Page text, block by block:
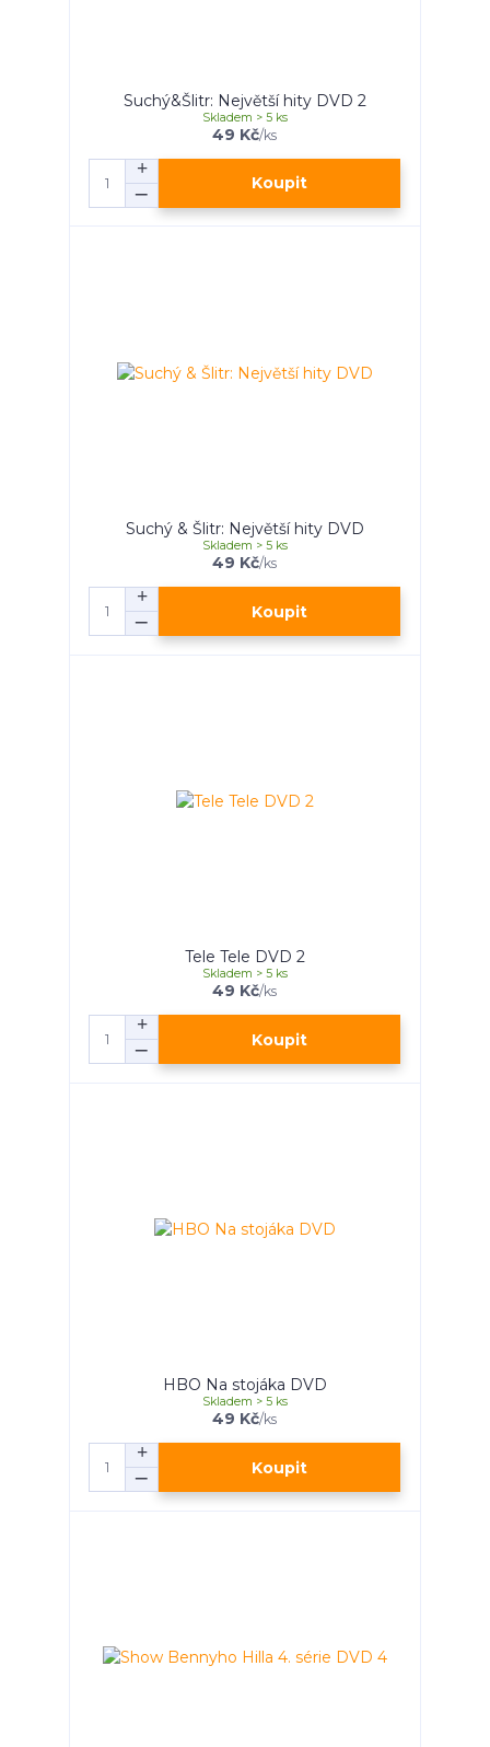
Suchý&Šlitr: Největší hity DVD 2
49 Kč/ks
Skladem > 5 ks
Koupit
Suchý & Šlitr: Největší hity DVD
49 Kč/ks
Skladem > 5 ks
Koupit
Tele Tele DVD 2
49 Kč/ks
Skladem > 5 ks
Koupit
HBO Na stojáka DVD
49 Kč/ks
Skladem > 5 ks
Koupit